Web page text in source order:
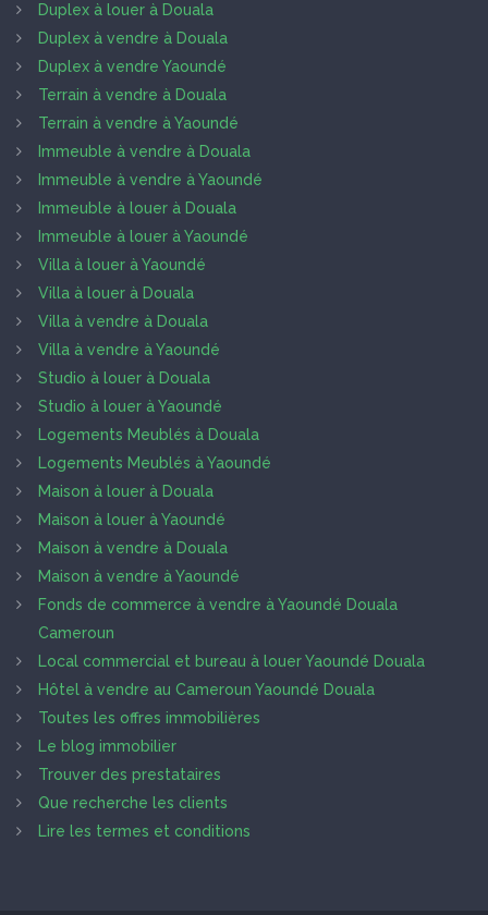
Duplex à louer à Douala
Duplex à vendre à Douala
Duplex à vendre Yaoundé
Terrain à vendre à Douala
Terrain à vendre à Yaoundé
Immeuble à vendre à Douala
Immeuble à vendre à Yaoundé
Immeuble à louer à Douala
Immeuble à louer à Yaoundé
Villa à louer à Yaoundé
Villa à louer à Douala
Villa à vendre à Douala
Villa à vendre à Yaoundé
Studio à louer à Douala
Studio à louer à Yaoundé
Logements Meublés à Douala
Logements Meublés à Yaoundé
Maison à louer à Douala
Maison à louer à Yaoundé
Maison à vendre à Douala
Maison à vendre à Yaoundé
Fonds de commerce à vendre à Yaoundé Douala
Cameroun
Local commercial et bureau à louer Yaoundé Douala
Hôtel à vendre au Cameroun Yaoundé Douala
Toutes les offres immobilières
Le blog immobilier
Trouver des prestataires
Que recherche les clients
Lire les termes et conditions